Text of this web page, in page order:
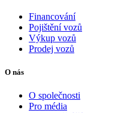
Financování
Pojištění vozů
Výkup vozů
Prodej vozů
O nás
O společnosti
Pro média